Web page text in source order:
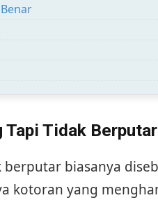
Tapi Tidak
biasanya
kotoran yang